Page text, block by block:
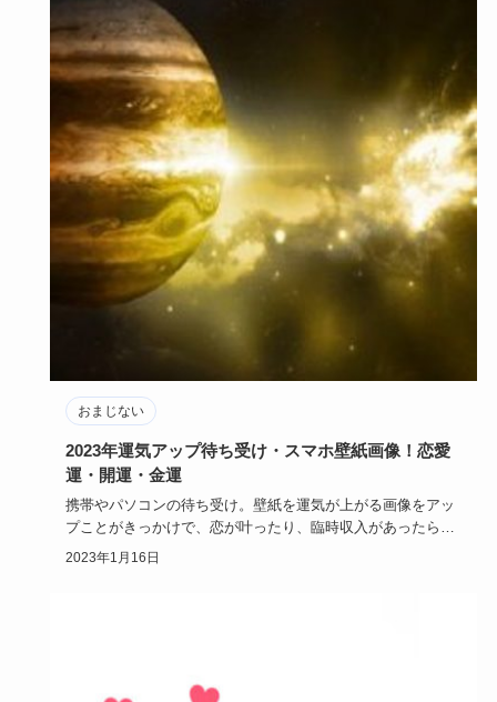
おまじない
2023年運気アップ待ち受け・スマホ壁紙画像！恋愛
運・開運・金運
携帯やパソコンの待ち受け。壁紙を運気が上がる画像をアッ
プことがきっかけで、恋が叶ったり、臨時収入があったら気
分もアップしま…
2023年1月16日